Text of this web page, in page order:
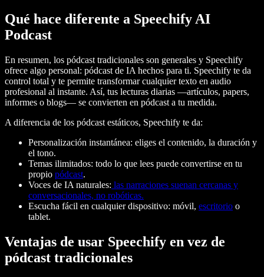
Qué hace diferente a Speechify AI
Podcast
En resumen, los pódcast tradicionales son generales y Speechify
ofrece algo personal: pódcast de IA hechos para ti. Speechify te da
control total y te permite transformar cualquier texto en audio
profesional al instante. Así, tus lecturas diarias —artículos, papers,
informes o blogs— se convierten en pódcast a tu medida.
A diferencia de los pódcast estáticos, Speechify te da:
Personalización instantánea: eliges el contenido, la duración y
el tono.
Temas ilimitados: todo lo que lees puede convertirse en tu
propio pódcast.
Voces de IA naturales: las narraciones suenan cercanas y
conversacionales, no robóticas.
Escucha fácil en cualquier dispositivo: móvil, escritorio o
tablet.
Ventajas de usar Speechify en vez de
pódcast tradicionales